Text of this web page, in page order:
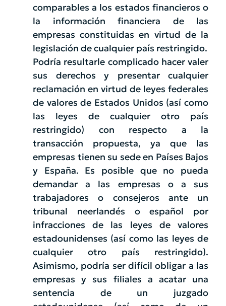
comparables a los estados financieros o
la información financiera de las
empresas constituidas en virtud de la
legislación de cualquier país restringido.
Podría resultarle complicado hacer valer
sus derechos y presentar cualquier
reclamación en virtud de leyes federales
de valores de Estados Unidos (así como
las leyes de cualquier otro país
restringido) con respecto a la
transacción propuesta, ya que las
empresas tienen su sede en Países Bajos
y España. Es posible que no pueda
demandar a las empresas o a sus
trabajadores o consejeros ante un
tribunal neerlandés o español por
infracciones de las leyes de valores
estadounidenses (así como las leyes de
cualquier otro país restringido).
Asimismo, podría ser difícil obligar a las
empresas y sus filiales a acatar una
sentencia de un juzgado